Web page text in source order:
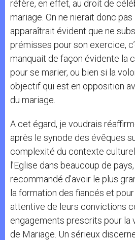
réfère, en effet, au droit de
mariage. On ne nierait donc pas
apparaîtrait évident que ne
prémisses pour son exercice,
manquait de façon évidente la
pour se marier, ou bien si la
objectif qui est en opposition
du mariage.
A cet égard, je voudrais
après le synode des évêques
complexité du contexte
l’Eglise dans beaucoup de
recommandé d’avoir le plus
la formation des fiancés et
attentive de leurs convictions
engagements prescrits pour la
de Mariage. Un sérieux